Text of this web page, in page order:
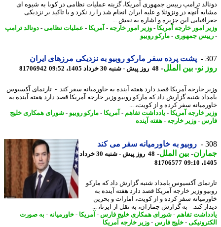
ترامپ رییس جمهوری آمریکا، گزینه عملیات نظامی در کوبا به شیوه ای
آنچه در ونزوئلا و علیه ایران انجام شد را رد نکرد و با تاکید بر نزدیکی
این جزیره و اشاره به نقش ...
امور خارجه آمریکا- وزیر امور خارجه-آمریکا- عملیات نظامی-دونالد ترامپ
جمهوری- مارکو روبیو
پشت پرده سفر مارکو روبیو به نزدیکی مرزهای ایران
نو- بین الملل-48 روز پیش - شنبه 30 خرداد 1405، 09:52 81706942
خارجه آمریکا قصد دارد هفته آینده به خاورمیانه سفر کند. - تارنمای آکسیوس
شنبه گزارش داد که مارکو روبیو وزیر خارجه آمریکا قصد دارد هفته آینده به
سفر کرده و از کویت، ...
خارجه آمریکا- یادداشت تفاهم-آمریکا- مارکو روبیو -شورای همکاری خلیج
-وزیر خارجه-هفته آینده
روبیو به خاورمیانه سفر می کند
- بین الملل-
48 روز پیش - شنبه 30 خرداد
81706577
آکسیوس بامداد شنبه گزارش داد که مارکو
وزیر خارجه آمریکا قصد دارد هفته آینده به
سفر کرده و از کویت، امارات و بحرین
کند. - به گزارش جماران، به نقل از ایرنا، ...
تفاهم-شورای همکاری خلیج فارس-آمریکا- خاورمیانه-به صورت
-خلیج فارس-وزیر خارجه آمریکا